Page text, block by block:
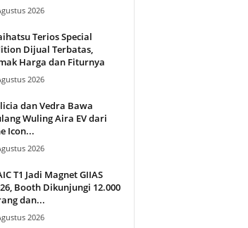
2026
Terios Special
Dijual Terbatas,
Harga dan Fiturnya
2026
dan Vedra Bawa
Wuling Aira EV dari
Icon...
2026
T1 Jadi Magnet GIIAS
Booth Dikunjungi 12.000
dan...
2026